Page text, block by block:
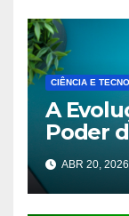
CIÊNCIA E
A
Poder
ABR 20, 2026